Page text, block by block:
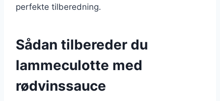
perfekte tilberedning.
Sådan tilbereder du
lammeculotte med
rødvinssauce